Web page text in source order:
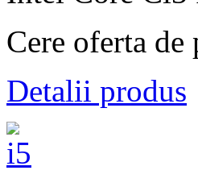
Cere oferta de
Detalii produs